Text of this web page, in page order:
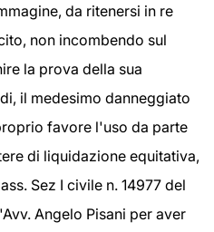
da ritenersi in re
non incombendo sul
la prova della sua
il medesimo danneggiato
favore l'uso da parte
di liquidazione equitativa,
Sez I civile n. 14977 del
Angelo Pisani per aver